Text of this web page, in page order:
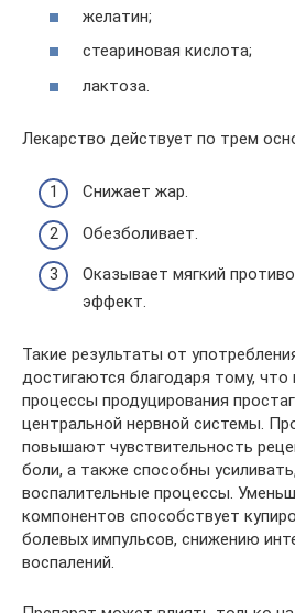
желатин;
стеариновая кислота;
лактоза.
Лекарство действует по трем
Снижает жар.
Обезболивает.
Оказывает мягкий
эффект.
Такие результаты от
достигаются благодаря тому, что
процессы продуцирования
центральной нервной системы.
повышают чувствительность
боли, а также способны
воспалительные процессы.
компонентов способствует
болевых импульсов, снижению
воспалений.